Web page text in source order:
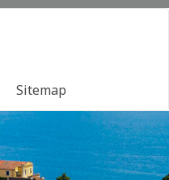
Sitemap